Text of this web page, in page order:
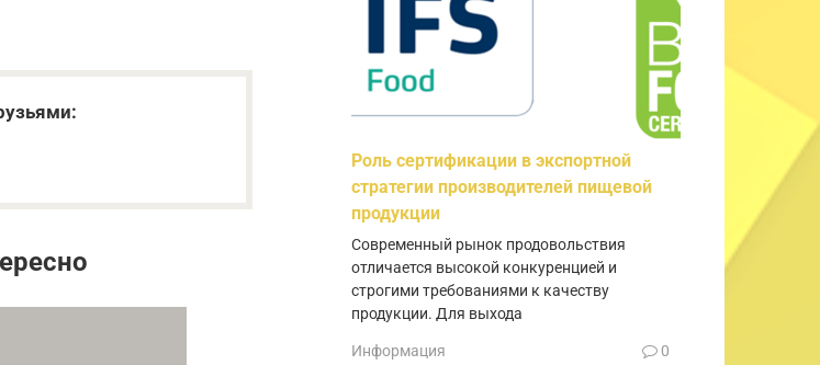
Роль сертификации в экспортной
стратегии производителей пищевой
продукции
Современный рынок продовольствия
отличается высокой конкуренцией и
строгими требованиями к качеству
продукции. Для выхода
Информация 0